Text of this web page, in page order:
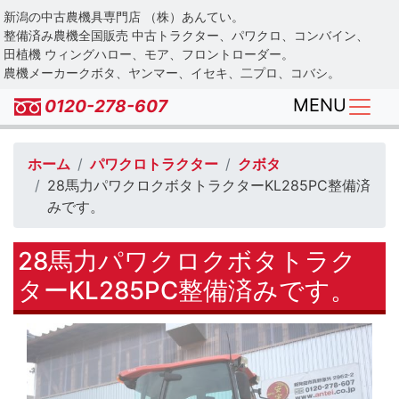
Skip
to
main
content
新潟の中古農機具専門店 （株）あんてい。
整備済み農機全国販売 中古トラクター、パワクロ、コンバイン、
田植機 ウィングハロー、モア、フロントローダー。
農機メーカークボタ、ヤンマー、イセキ、二プロ、コバシ。
0120-278-607 MENU
ホーム パワクロトラクター
クボタ
28馬力パワクロクボタトラクターKL285PC整備済
みです。
28馬力パワクロクボタトラク
ターKL285PC整備済みです。